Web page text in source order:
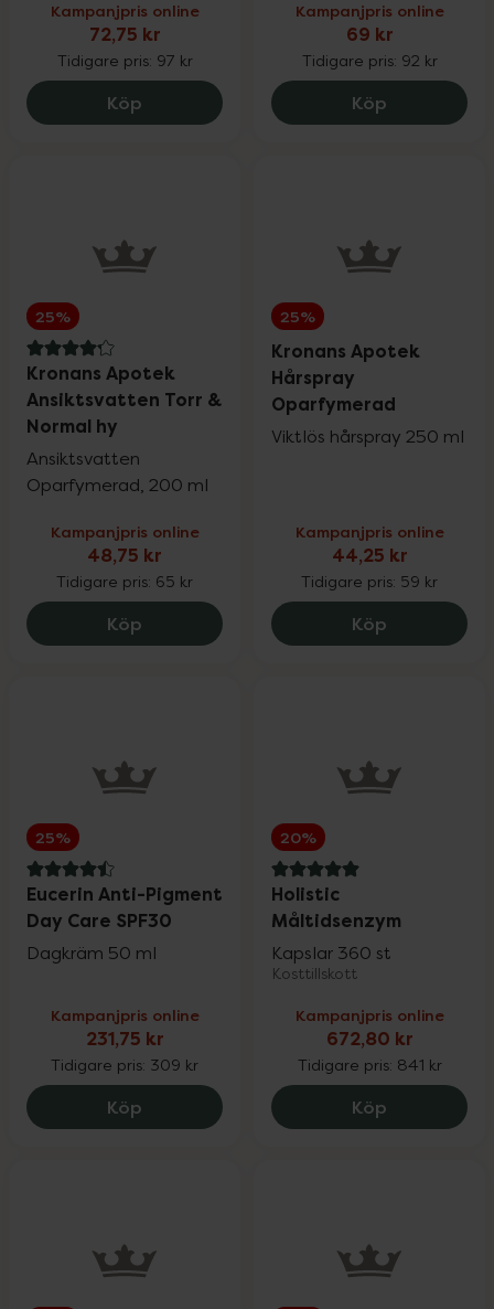
Kampanjpris online
72,75 kr
Tidigare pris: 97 kr
Köp Flux Original Coolmint XL, 72.75 kr.
Kampanjpris online
69 kr
Tidigare pris: 92 kr
Köp Kronans
25%
4.2 av 5 i omdöme
Kronans Apotek
Ansiktsvatten Torr &
Normal hy
Ansiktsvatten
Oparfymerad, 200 ml
Kampanjpris online
48,75 kr
Tidigare pris: 65 kr
Köp Kronans Apotek Ansiktsvatten Torr &
25%
Kronans Apotek
Hårspray
Oparfymerad
Viktlös hårspray 250 ml
Kampanjpris online
44,25 kr
Tidigare pris: 59 kr
Köp Kronans
25%
4.5 av 5 i omdöme
Eucerin Anti-Pigment
Day Care SPF30
Dagkräm 50 ml
Kampanjpris online
231,75 kr
Tidigare pris: 309 kr
Köp Eucerin Anti-Pigment Day Care SPF30,
20%
5 av 5 i omdöme
Holistic
Måltidsenzym
Kapslar 360 st
Kosttillskott
Kampanjpris online
672,80 kr
Tidigare pris: 841 kr
Köp Holistic